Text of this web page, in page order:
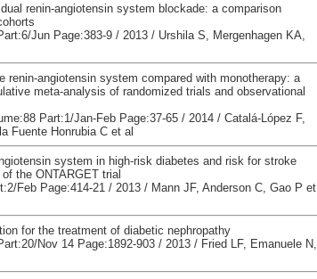
renin-angiotensin system blockade: a comparison
Jun Page:383-9 / 2013 / Urshila S, Mergenhagen KA,
renin-angiotensin system compared with monotherapy: a
meta-analysis of randomized trials and observational
Part:1/Jan-Feb Page:37-65 / 2014 / Catalá-López F,
Fuente Honrubia C et al
system in high-risk diabetes and risk for stroke
the ONTARGET trial
Feb Page:414-21 / 2013 / Mann JF, Anderson C, Gao P et
for the treatment of diabetic nephropathy
Nov 14 Page:1892-903 / 2013 / Fried LF, Emanuele N,